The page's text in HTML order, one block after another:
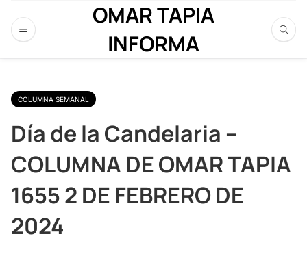
OMAR TAPIA
INFORMA
COLUMNA SEMANAL
Día de la Candelaria –
COLUMNA DE OMAR TAPIA
1655 2 DE FEBRERO DE
2024